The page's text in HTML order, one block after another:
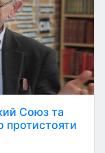
Союз та
протистояти